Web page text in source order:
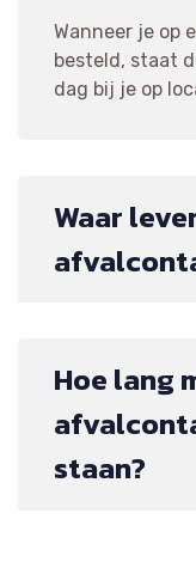
Wanneer je op
besteld, staat
dag bij je op
Waar
Hoe lang
staan?